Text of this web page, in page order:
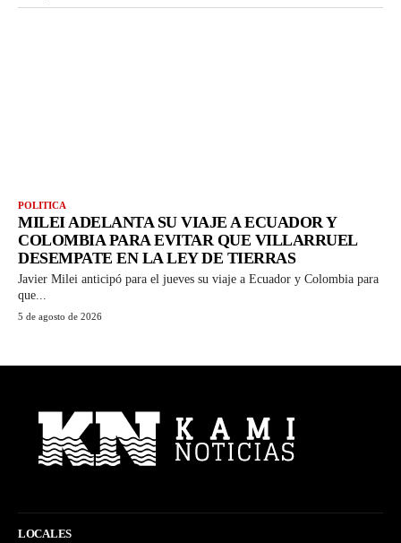
POLITICA
MILEI ADELANTA SU VIAJE A ECUADOR Y
COLOMBIA PARA EVITAR QUE VILLARRUEL
DESEMPATE EN LA LEY DE TIERRAS
Javier Milei anticipó para el jueves su viaje a Ecuador y Colombia para
que...
5 de agosto de 2026
LOCALES